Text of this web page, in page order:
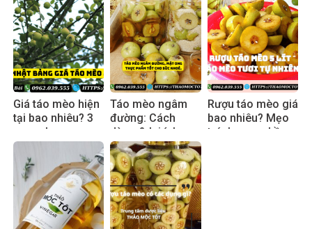
Giá táo mèo hiện
tại bao nhiêu? 3
mẹo chọn mua
an toàn
Táo mèo ngâm
đường: Cách
dùng & lợi ích
thực tế 2025
Rượu táo mèo giá
bao nhiêu? Mẹo
tránh mua nhầm